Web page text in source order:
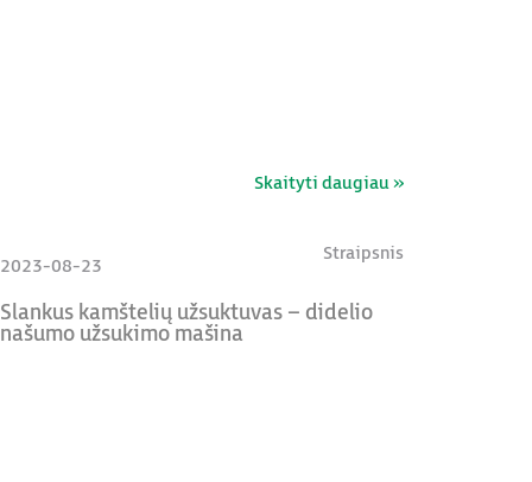
Skaityti daugiau »
Straipsnis
2023-08-23
Slankus kamštelių užsuktuvas – didelio
našumo užsukimo mašina